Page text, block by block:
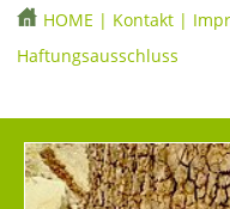
HOME | Kontakt |
Haftungsausschluss